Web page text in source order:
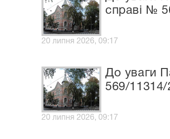
справі №
20 липня 2026, 09:17
До уваги
569/11314/
20 липня 2026, 09:17